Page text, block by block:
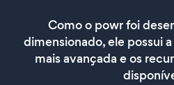
Como o powr foi
dimensionado, ele possui
mais avançada e os